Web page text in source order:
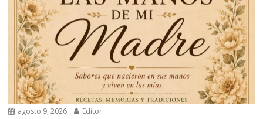
agosto 9, 2026 Editor